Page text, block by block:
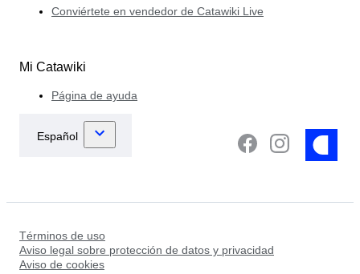
Conviértete en vendedor de Catawiki Live
Mi Catawiki
Página de ayuda
Términos de uso
Aviso legal sobre protección de datos y privacidad
Aviso de cookies